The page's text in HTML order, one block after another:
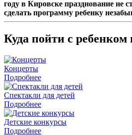
году в Кировске празднование не
сделать программу ребенку
Куда пойти с ребенком
Концерты
Подробнее
Спектакли для детей
Подробнее
Детские конкурсы
Подробнее